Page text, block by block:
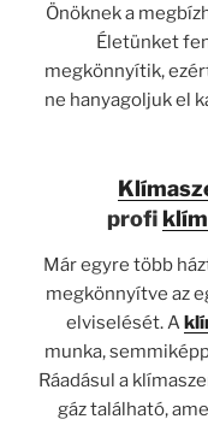
Önöknek a
Életünket
megkönnyítik,
ne hanyagoljuk el
profi
Már egyre több
megkönnyítve az
elviselését. A
munka,
Ráadásul a
gáz található,